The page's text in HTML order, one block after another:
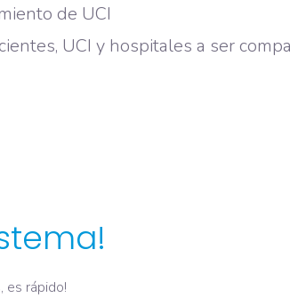
de UCI
UCI y hospitales a ser
es rápido!